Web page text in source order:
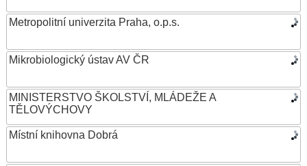
Metropolitní univerzita Praha, o.p.s.
Mikrobiologický ústav AV ČR
MINISTERSTVO ŠKOLSTVÍ, MLÁDEŽE A
TĚLOVÝCHOVY
Místní knihovna Dobrá